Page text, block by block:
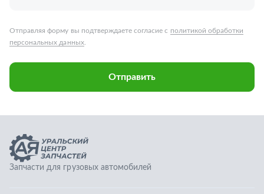
Запчасти для грузовых автомобилей
Каталог запчастей
Спецпредложения
О компании
Контакты